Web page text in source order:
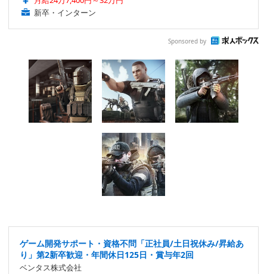
新卒・インターン
Sponsored by
ゲーム開発サポート・資格不問「正社員/土日祝休み/昇給あ
り」第2新卒歓迎・年間休日125日・賞与年2回
ベンタス株式会社